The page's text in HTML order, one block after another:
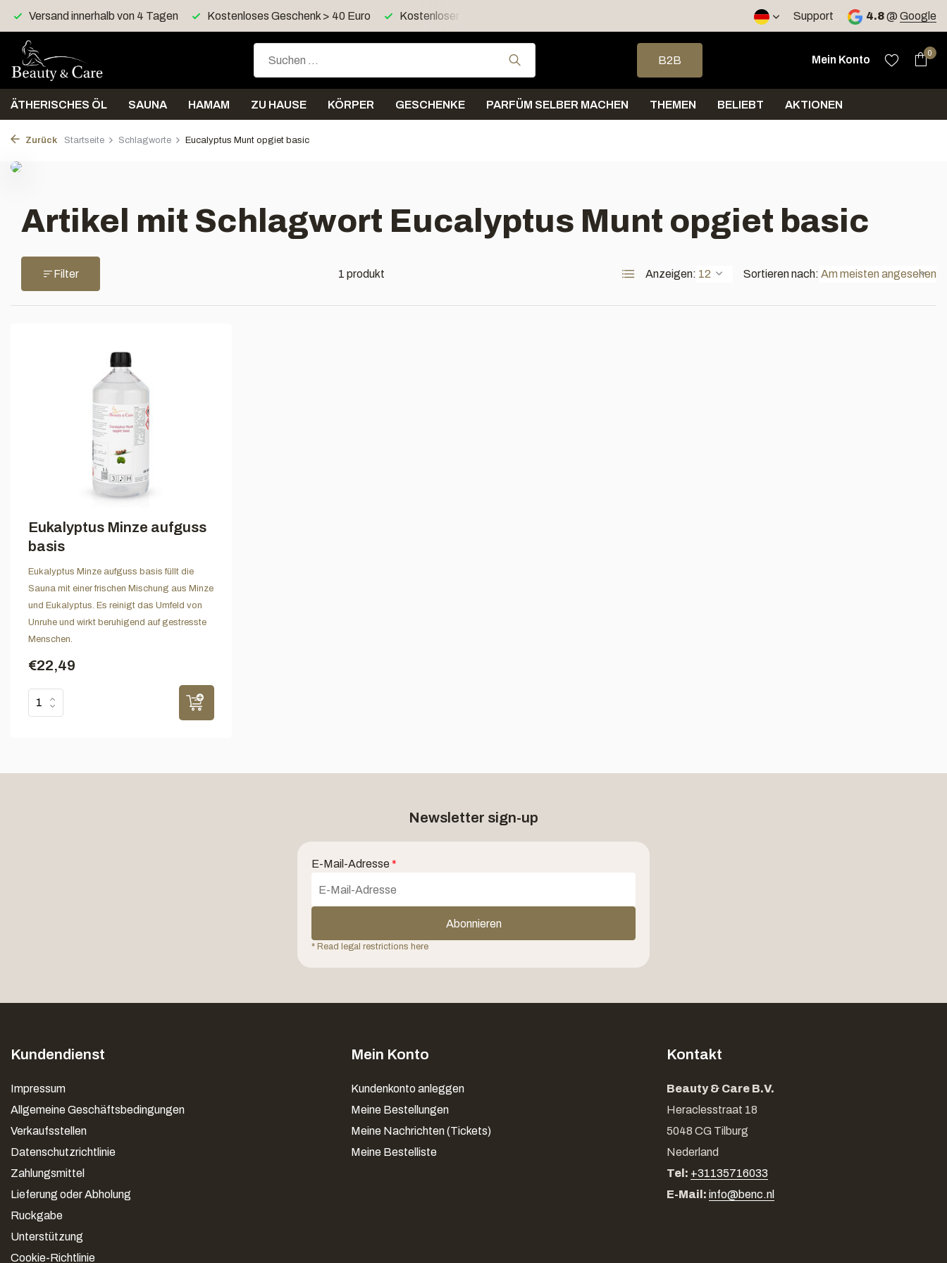
Versand innerhalb von 4 Tagen Kostenloses Geschenk > 40 Euro Kostenloser Versand > 60 Euro in Deutschland Versand innerhalb von 4 TagenSupport 4.8@ Google
Verwende die Pfeile nach oben und unten, um das verfügbare Ergebnis
B2B
Mein Konto
0
ÄTHERISCHES ÖL SAUNA HAMAM ZU HAUSE KÖRPER GESCHENKE PARFÜM SELBER MACHEN THEMEN BELIEBT AKTIONEN
Zurück Startseite Schlagworte Eucalyptus Munt opgiet basic
Artikel mit Schlagwort Eucalyptus Munt opgiet basic
Filter 1 produkt Anzeigen: Sortieren nach:
Eukalyptus Minze aufguss
basis
Eukalyptus Minze aufguss basis füllt die
Sauna mit einer frischen Mischung aus Minze
und Eukalyptus. Es reinigt das Umfeld von
Unruhe und wirkt beruhigend auf gestresste
Menschen.
€22,49
Newsletter sign-up
E-Mail-Adresse*
Abonnieren
* Read legal restrictions here
Kundendienst
Impressum
Allgemeine Geschäftsbedingungen
Verkaufsstellen
Datenschutzrichtlinie
Zahlungsmittel
Lieferung oder Abholung
Ruckgabe
Unterstützung
Cookie-Richtlinie
Mein Konto
Kundenkonto anleggen
Meine Bestellungen
Meine Nachrichten (Tickets)
Meine Bestelliste
Kontakt
Beauty & Care B.V.
Heraclesstraat 18
5048 CG Tilburg
Nederland
Tel: +31135716033
E-Mail: info@benc.nl